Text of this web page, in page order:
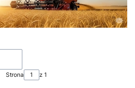
Strona z 1